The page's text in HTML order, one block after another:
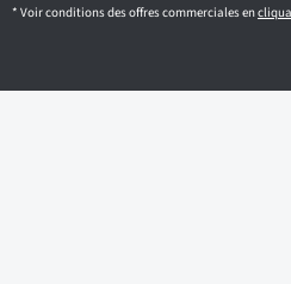
* Voir conditions des offres commerciales en